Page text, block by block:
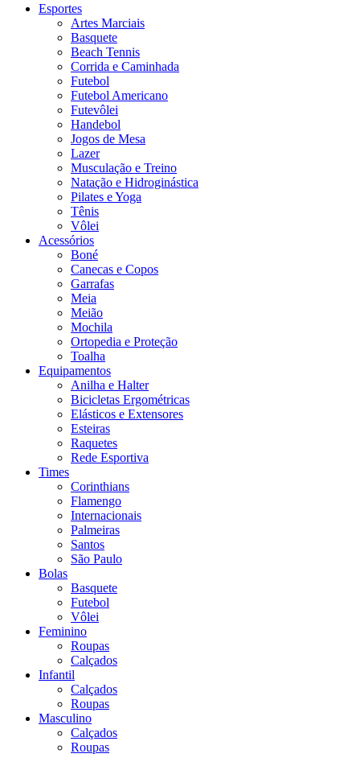
Esportes
Artes Marciais
Basquete
Beach Tennis
Corrida e Caminhada
Futebol
Futebol Americano
Futevôlei
Handebol
Jogos de Mesa
Lazer
Musculação e Treino
Natação e Hidroginástica
Pilates e Yoga
Tênis
Vôlei
Acessórios
Boné
Canecas e Copos
Garrafas
Meia
Meião
Mochila
Ortopedia e Proteção
Toalha
Equipamentos
Anilha e Halter
Bicicletas Ergométricas
Elásticos e Extensores
Esteiras
Raquetes
Rede Esportiva
Times
Corinthians
Flamengo
Internacionais
Palmeiras
Santos
São Paulo
Bolas
Basquete
Futebol
Vôlei
Feminino
Roupas
Calçados
Infantil
Calçados
Roupas
Masculino
Calçados
Roupas